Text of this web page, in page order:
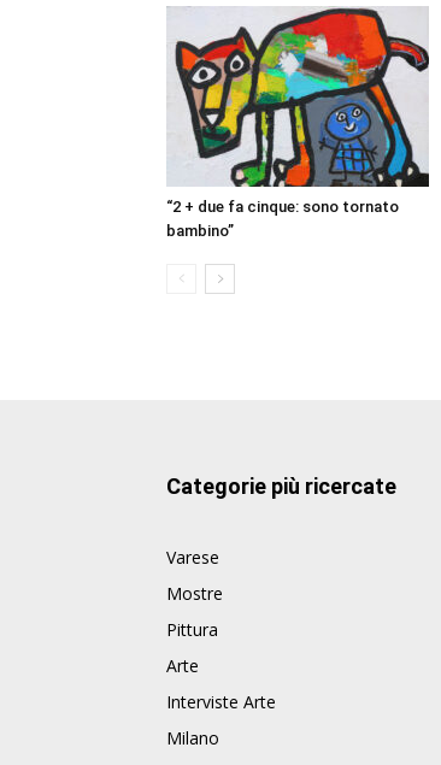
“2 + due fa cinque: sono tornato
bambino”
Categorie più ricercate
Varese
Mostre
Pittura
Arte
Interviste Arte
Milano